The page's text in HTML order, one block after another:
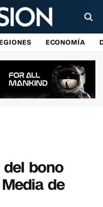
ECONOMÍA
bono
de